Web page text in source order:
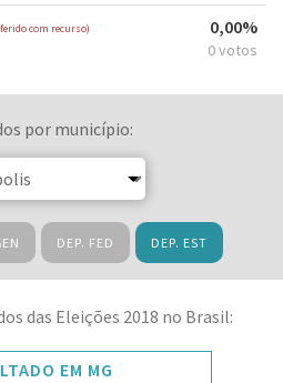
com recurso) 0,00%
0 votos
por município:
DEP. FED DEP. EST
das Eleições 2018 no Brasil:
EM MG